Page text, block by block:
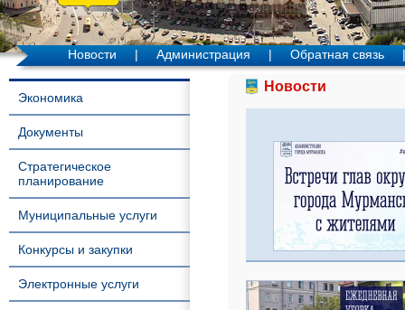
Новости | Администрация | Обратная связь |
Экономика
Документы
Стратегическое
планирование
Муниципальные услуги
Конкурсы и закупки
Электронные услуги
Новости